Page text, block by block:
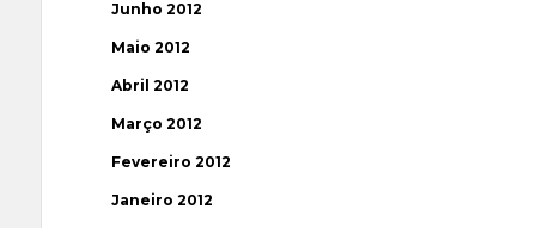
Junho 2012
Maio 2012
Abril 2012
Março 2012
Fevereiro 2012
Janeiro 2012